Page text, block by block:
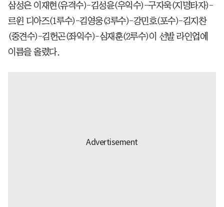
삼성은 이재현(유격수)-김성윤(우익수)-구자욱(지명타자)-
르윈 디아즈(1루수)-김영웅(3루수)-강민호(포수)-김지찬
(중견수)-김헌곤(좌익수)-심재훈(2루수)이 선발 라인업에
이름을 올렸다.